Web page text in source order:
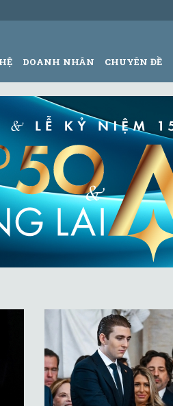
DOANH NHÂN CHUYÊN ĐỀ